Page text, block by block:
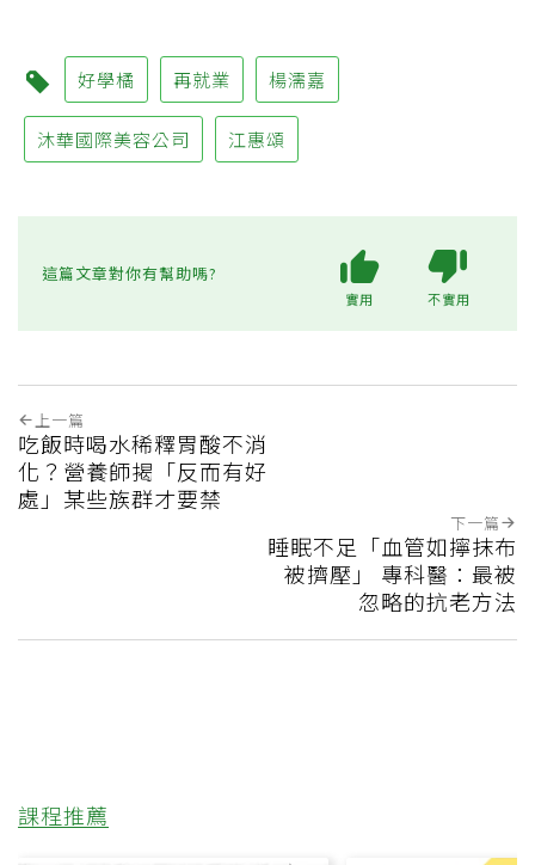
好學橘 再就業 楊濡嘉
沐華國際美容公司 江惠頌
這篇文章對你有幫助嗎?
實用 不實用
上一篇
吃飯時喝水稀釋胃酸不消
化？營養師揭「反而有好
處」某些族群才要禁
下一篇
睡眠不足「血管如擰抹布
被擠壓」 專科醫：最被
忽略的抗老方法
課程推薦